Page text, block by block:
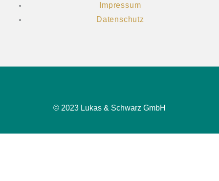
Impressum
Datenschutz
© 2023 Lukas & Schwarz GmbH